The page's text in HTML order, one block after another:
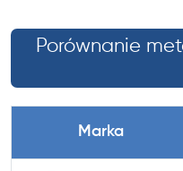
Porównanie
Marka